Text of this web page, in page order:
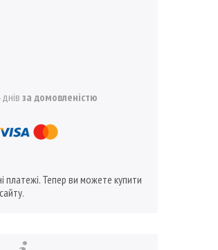
за домовленістю
платежі. Тепер ви можете купити